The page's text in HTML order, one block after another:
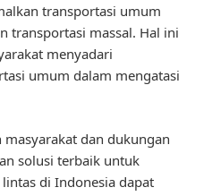
transportasi umum
transportasi massal. Hal ini
menyadari
umum dalam mengatasi
masyarakat dan dukungan
solusi terbaik untuk
di Indonesia dapat